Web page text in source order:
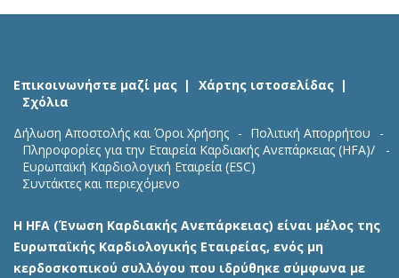
Επικοινωνήστε μαζί μας
Χάρτης ιστοσελίδας
Σχόλια
Δήλωση Αποστολής και Όροι Χρήσης
Πολιτική Απορρήτου
Πληροφορίες για την Εταιρεία Καρδιακής Ανεπάρκειας (HFA)/
Ευρωπαϊκή Καρδιολογική Εταιρεία (ESC)
Συντάκτες και περιεχόμενο
Η HFA (Ένωση Καρδιακής Ανεπάρκειας) είναι μέλος της
Ευρωπαϊκής Καρδιολογικής Εταιρείας, ενός μη
κερδοσκοπικού συλλόγου που ιδρύθηκε σύμφωνα με